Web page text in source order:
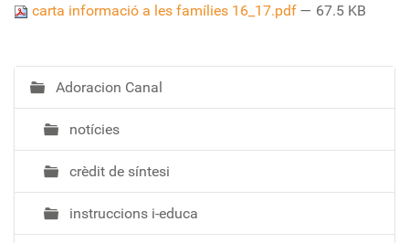
carta informació a les famílies 16_17.pdf — 67.5 KB
N
a
e
a
Adoracion Canal
notícies
crèdit de síntesi
instruccions i-educa